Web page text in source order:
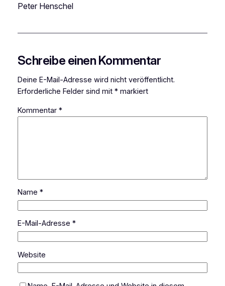
Peter Henschel
Schreibe einen Kommentar
Deine E-Mail-Adresse wird nicht veröffentlicht.
Erforderliche Felder sind mit *markiert
Kommentar *
Name *
E-Mail-Adresse *
Website